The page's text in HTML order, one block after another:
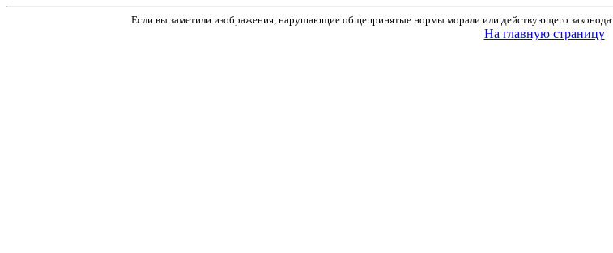
Если вы заметили изображения, нарушающие общепринятые нормы морали или действующего
На главную страницу